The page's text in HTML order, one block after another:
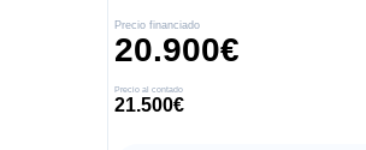
Precio financiado
20.900€
Precio al contado
21.500€